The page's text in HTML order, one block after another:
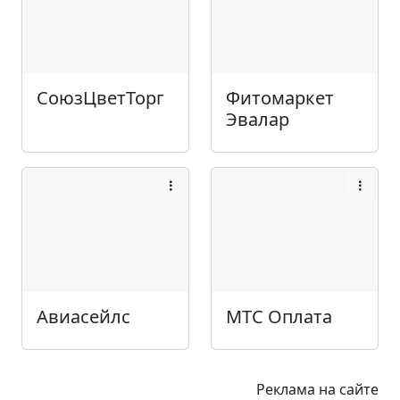
СоюзЦветТорг
Фитомаркет
Эвалар
Авиасейлс МТС Оплата
Реклама на сайте